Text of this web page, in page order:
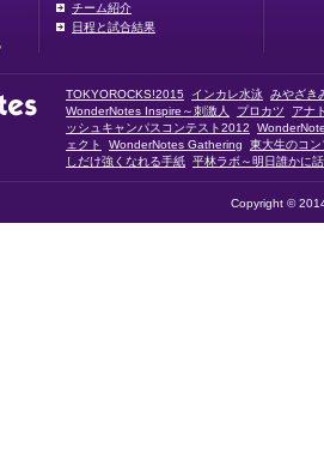
チーム紹介
日程と試合結果
TOKYOROCKS!2015 インカレ水泳
みやざき
WonderNotes Inspire～刺激人
プロカツ
アナ
ッシュキャンパスコンテスト2012
ェクト
WonderNotes Gathering
東大生のコ
しだけ強くなれる手紙 平林ラボ～明日誰かに
Copyright ©